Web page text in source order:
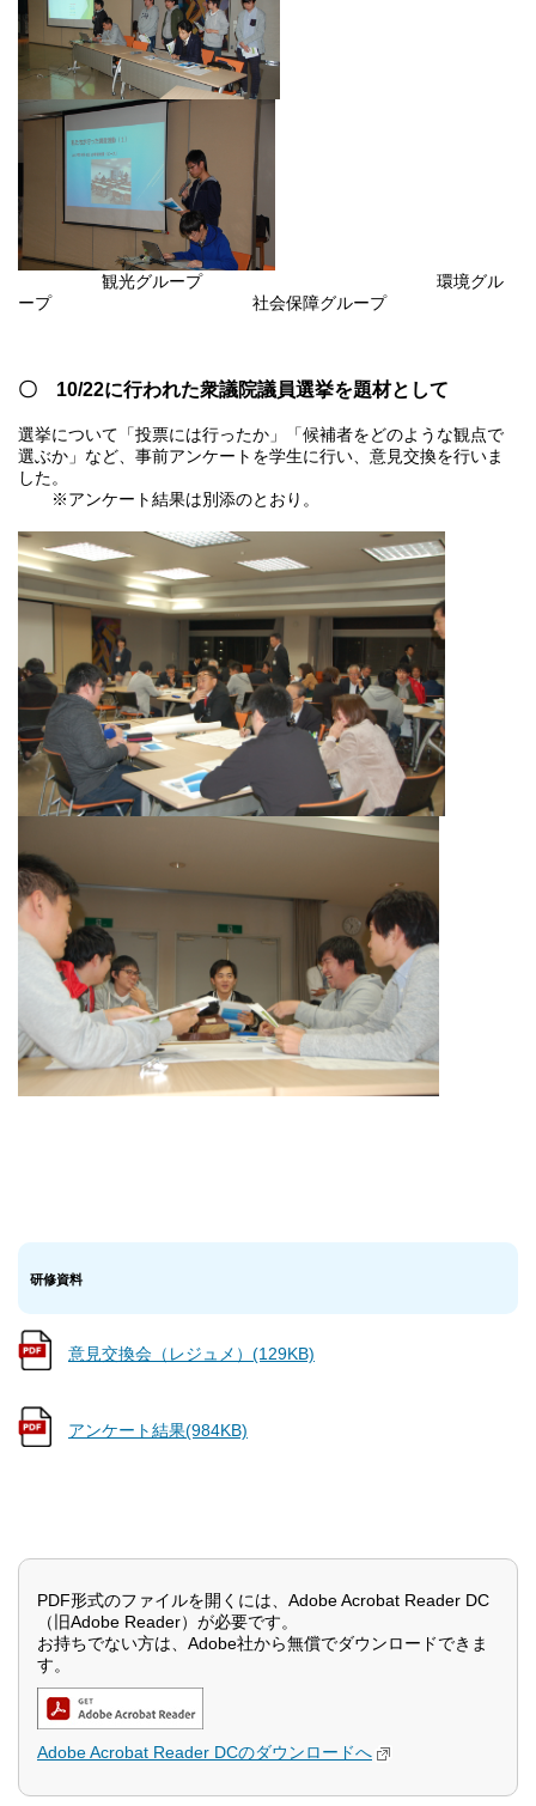
観光グループ 環境グル
ープ 社会保障グループ
〇 10/22に行われた衆議院議員選挙を題材として
選挙について「投票には行ったか」「候補者をどのような観点で
選ぶか」など、事前アンケートを学生に行い、意見交換を行いま
した。
※アンケート結果は別添のとおり。
研修資料
意見交換会（レジュメ）(129KB)
アンケート結果(984KB)
PDF形式のファイルを開くには、Adobe Acrobat Reader DC
（旧Adobe Reader）が必要です。
お持ちでない方は、Adobe社から無償でダウンロードできま
す。
Adobe Acrobat Reader DCのダウンロードへ